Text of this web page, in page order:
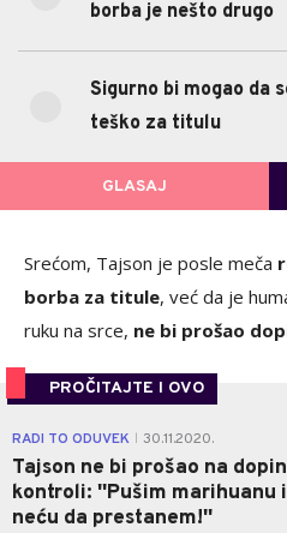
POVRATAK
borba je nešto drugo
Sigurno bi mogao da
teško za titulu
GLASAJ
Srećom, Tajson je posle meča
borba za titule, već da je
ruku na srce, ne bi prošao
PROČITAJTE I OVO
RADI TO ODUVEK 30.11.2020.
Tajson ne bi prošao na
kontroli: ''Pušim marihuanu i
neću da prestanem!''